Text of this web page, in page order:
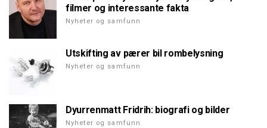
filmer og interessante fakta
Nyheter og samfunn
Utskifting av pærer bil rombelysning
Nyheter og samfunn
Dyurrenmatt Fridrih: biografi og bilder
Nyheter og samfunn